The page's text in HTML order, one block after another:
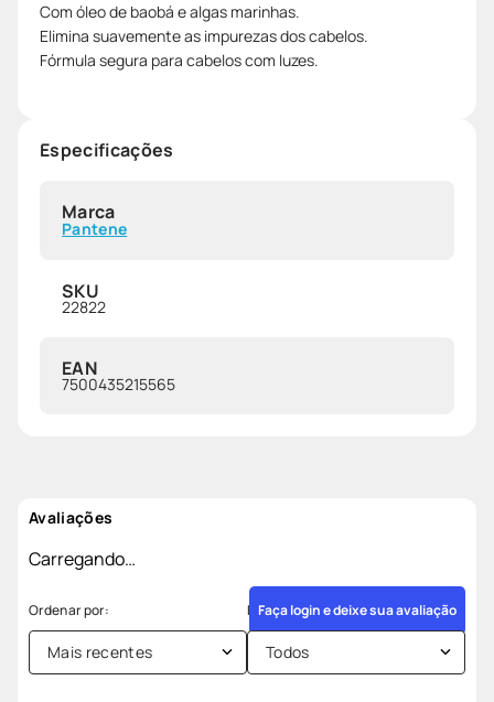
Com óleo de baobá e algas marinhas.
Elimina suavemente as impurezas dos cabelos.
Fórmula segura para cabelos com luzes.
Especificações
Marca
Pantene
SKU
22822
EAN
7500435215565
Avaliações
Carregando…
Faça login e deixe sua avaliação
Mais recentes Todos